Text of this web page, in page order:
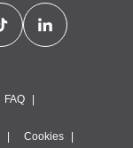
FAQ
Cookies